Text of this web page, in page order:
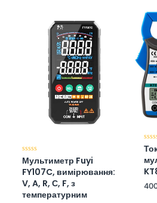
Оценка
0
из
5
Мультиметр Fuyi
FY107C, вимірювання:
V, A, R, С, F, з
температурним
0
из
5